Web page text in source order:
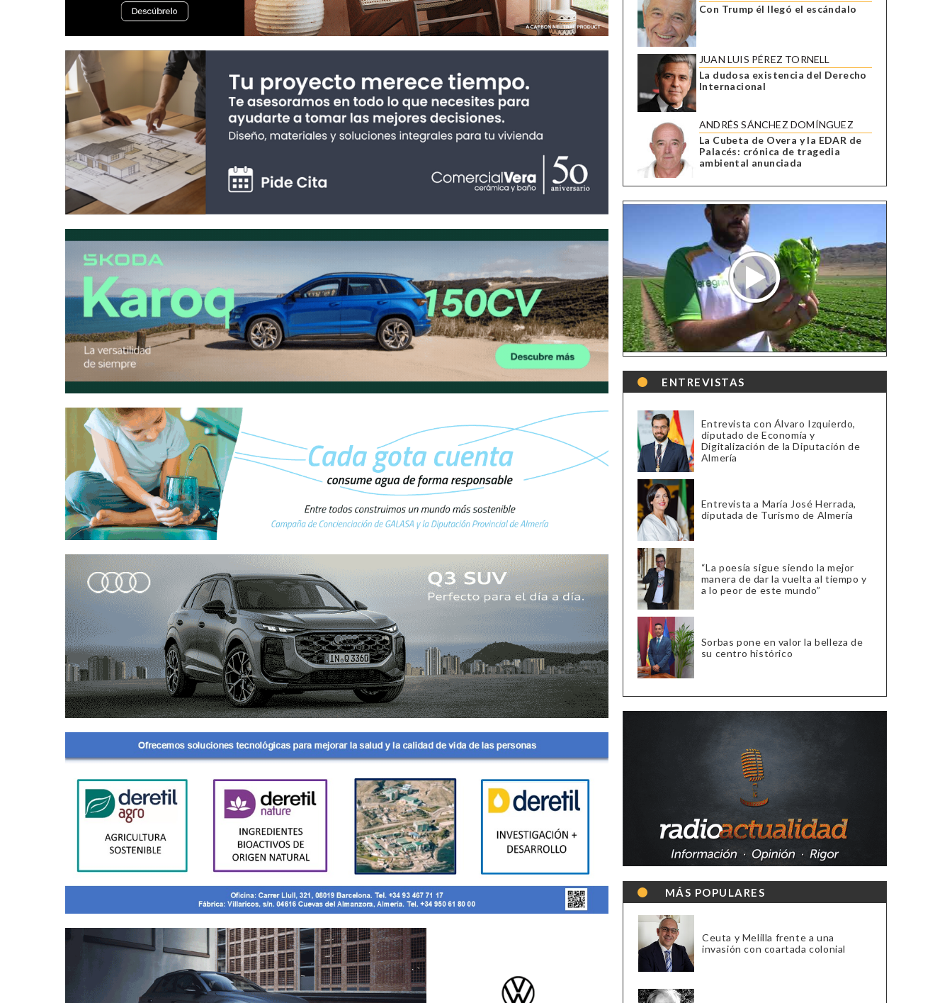
Con Trump él llegó el escándalo
JUAN LUIS PÉREZ TORNELL
La dudosa existencia del Derecho
Internacional
ANDRÉS SÁNCHEZ DOMÍNGUEZ
La Cubeta de Overa y la EDAR de
Palacés: crónica de tragedia
ambiental anunciada
ENTREVISTAS
Entrevista con Álvaro Izquierdo,
diputado de Economía y
Digitalización de la Diputación de
Almería
Entrevista a María José Herrada,
diputada de Turismo de Almería
“La poesía sigue siendo la mejor
manera de dar la vuelta al tiempo y
a lo peor de este mundo”
Sorbas pone en valor la belleza de
su centro histórico
MÁS POPULARES
Ceuta y Melilla frente a una
invasión con coartada colonial